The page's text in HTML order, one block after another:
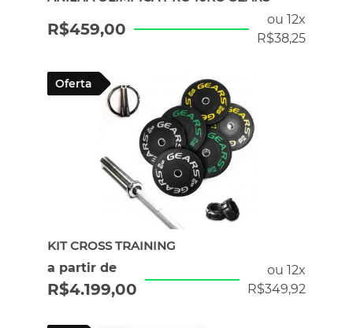
ou 12x
R$38,25
R$459,00
Oferta
KIT CROSS TRAINING
ou 12x
R$349,92
a partir de
R$4.199,00